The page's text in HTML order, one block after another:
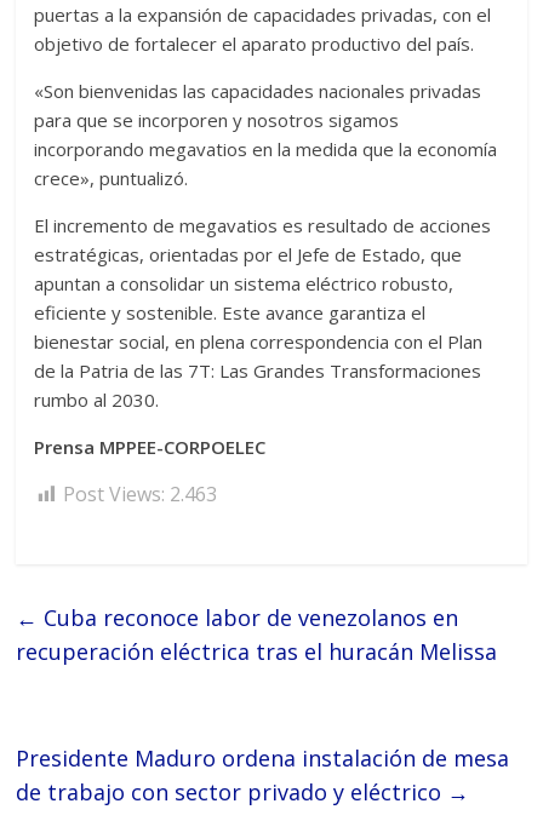
puertas a la expansión de capacidades privadas, con el
objetivo de fortalecer el aparato productivo del país.
«Son bienvenidas las capacidades nacionales privadas
para que se incorporen y nosotros sigamos
incorporando megavatios en la medida que la economía
crece», puntualizó.
El incremento de megavatios es resultado de acciones
estratégicas, orientadas por el Jefe de Estado, que
apuntan a consolidar un sistema eléctrico robusto,
eficiente y sostenible. Este avance garantiza el
bienestar social, en plena correspondencia con el Plan
de la Patria de las 7T: Las Grandes Transformaciones
rumbo al 2030.
Prensa MPPEE-CORPOELEC
Post Views: 2.463
← Cuba reconoce labor de venezolanos en
recuperación eléctrica tras el huracán Melissa
Presidente Maduro ordena instalación de mesa
de trabajo con sector privado y eléctrico →